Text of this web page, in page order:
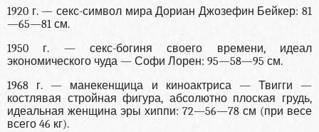
1920 г. — секс-символ мира Дориан Джозефин Бейкер: 81
—65—81 см.
1950 г. — секс-богиня своего времени, идеал
экономического чуда — Софи Лорен: 95—58—95 см.
1968 г. — манекенщица и киноактриса — Твигги —
костлявая стройная фигура, абсолютно плоская грудь,
идеальная женщина эры хиппи: 72—56—78 см (при весе
всего 46 кг).